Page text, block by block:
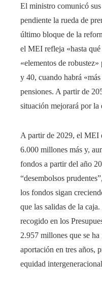
El ministro comunicó sus
pendiente la rueda de
último bloque de la
el MEI refleja «hasta
«elementos de
y 40, cuando habrá
pensiones. A partir de
situación mejorará por
A partir de 2029, el MEI
6.000 millones más y,
fondos a partir del año
“desembolsos
los fondos sigan
que las salidas de la
recogido en los
2.957 millones que se
aportación en tres años,
equidad